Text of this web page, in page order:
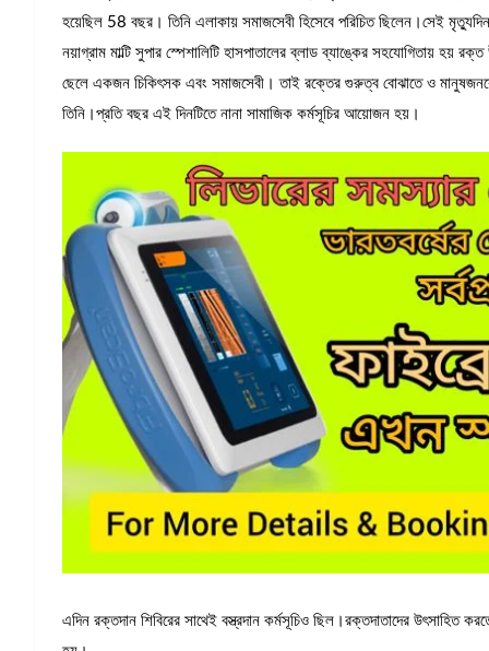
হয়েছিল 58 বছর। তিনি এলাকায় সমাজসেবী হিসেবে পরিচিত ছিলেন।সেই
নয়াগ্রাম মাল্টি সুপার স্পেশালিটি হাসপাতালের ব্লাড ব্যাঙ্কের সহযোগিতায় হয়
ছেলে একজন চিকিৎসক এবং সমাজসেবী। তাই রক্তের গুরুত্ব বোঝাতে ও
তিনি।প্রতি বছর এই দিনটিতে নানা সামাজিক কর্মসূচির আয়োজন হয়।
এদিন রক্তদান শিবিরের সাথেই বস্ত্রদান কর্মসূচিও ছিল।রক্তদাতাদের উৎসাহিত